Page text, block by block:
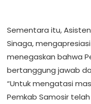
Sementara itu,
Sinaga,
menegaskan bahwa
bertanggung jawab
“Untuk mengatasi
Pemkab Samosir